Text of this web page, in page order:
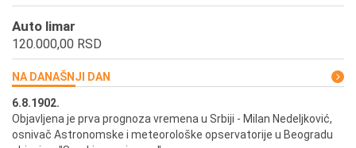
Auto limar
120.000,00 RSD
NA DANAŠNJI DAN
6.8.1902.
Objavljena je prva prognoza vremena u Srbiji - Milan Nedeljković,
osnivač Astronomske i meteorološke opservatorije u Beogradu